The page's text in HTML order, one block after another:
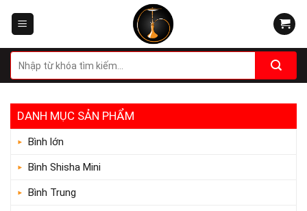
Tìm
kiếm:
DANH MỤC SẢN PHẨM
Bình lớn
Bình Shisha Mini
Bình Trung